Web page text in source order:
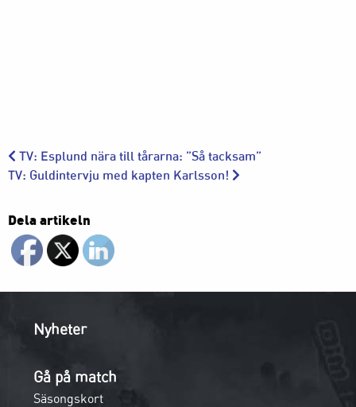
TV: Esplund nära till tårarna: ”Så tacksam”
TV: Guldintervju med kapten Karlsson!
Dela artikeln
Nyheter
Gå på match
Säsongskort